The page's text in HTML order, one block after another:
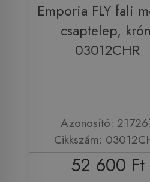
Emporia FLY fali
csaptelep,
03012CHR
Azonosító:
Cikkszám:
52 600 Ft